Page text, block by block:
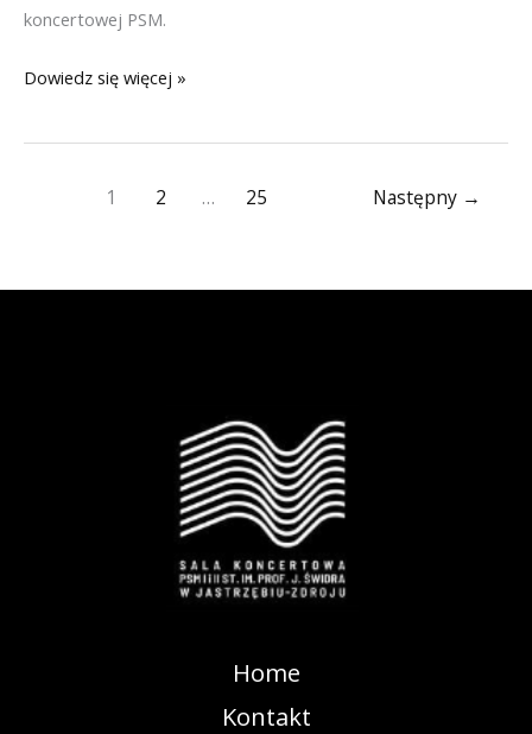
koncertowej PSM.
Popis
klasy
Dowiedz się więcej »
1 2 … 25 Następny →
Home
Kontakt